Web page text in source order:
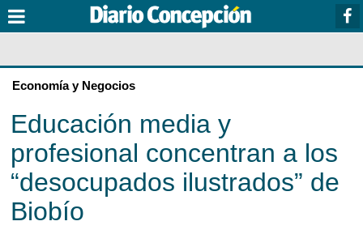
Economía y Negocios
Educación media y
profesional concentran a los
“desocupados ilustrados” de
Biobío